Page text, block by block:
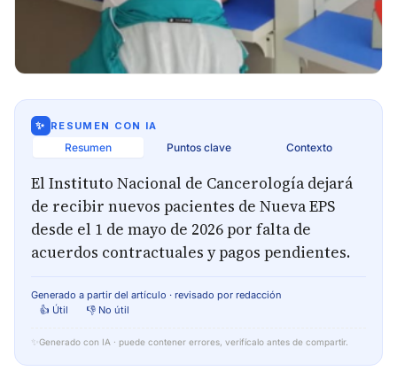
✨ RESUMEN CON IA
Resumen Puntos clave Contexto
El Instituto Nacional de Cancerología dejará
de recibir nuevos pacientes de Nueva EPS
desde el 1 de mayo de 2026 por falta de
acuerdos contractuales y pagos pendientes.
Generado a partir del artículo · revisado por redacción
👍 Útil
👎 No útil
✨ Generado con IA · puede contener errores, verifícalo antes de compartir.